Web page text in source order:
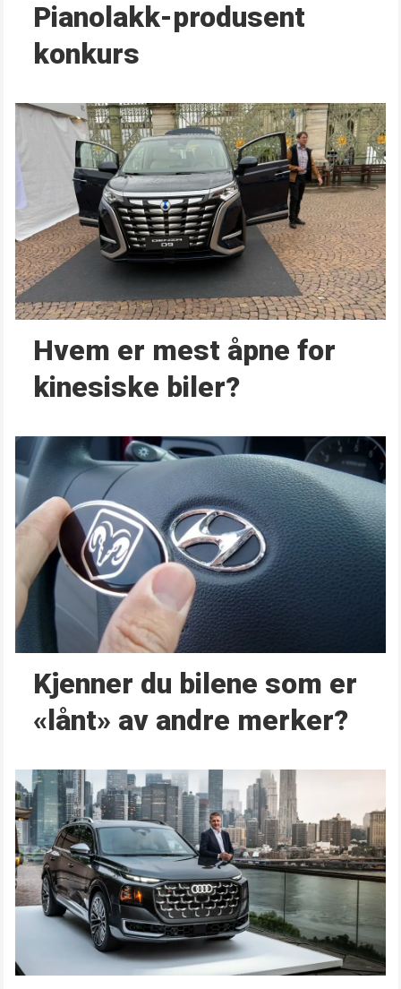
Pianolakk-produsent
konkurs
Hvem er mest åpne for
kinesiske biler?
Kjenner du bilene som er
«lånt» av andre merker?